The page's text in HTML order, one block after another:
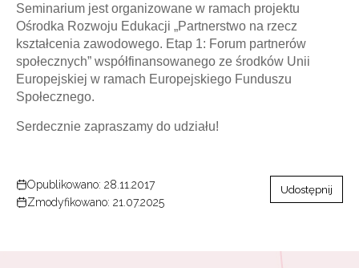
Seminarium jest organizowane w ramach projektu
Ośrodka Rozwoju Edukacji „Partnerstwo na rzecz
kształcenia zawodowego. Etap 1: Forum partnerów
społecznych” współfinansowanego ze środków Unii
Europejskiej w ramach Europejskiego Funduszu
Społecznego.
Serdecznie zapraszamy do udziału!
Opublikowano: 28.11.2017
Zmodyfikowano: 21.07.2025
Udostępnij